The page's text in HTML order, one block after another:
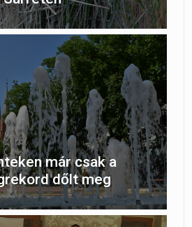
már csak a
dőlt meg